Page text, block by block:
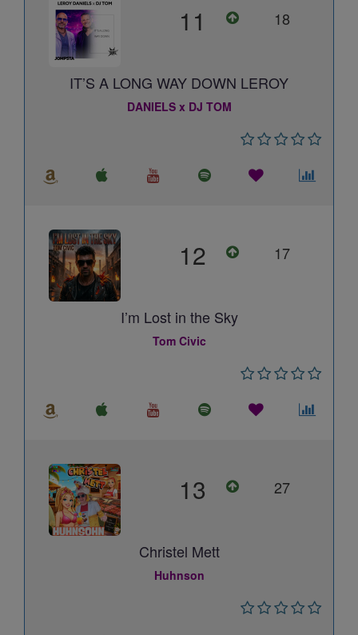
11 18
IT’S A LONG WAY DOWN LEROY
DANIELS x DJ TOM
12 17
I’m Lost in the Sky
Tom Civic
13 27
Christel Mett
Huhnson